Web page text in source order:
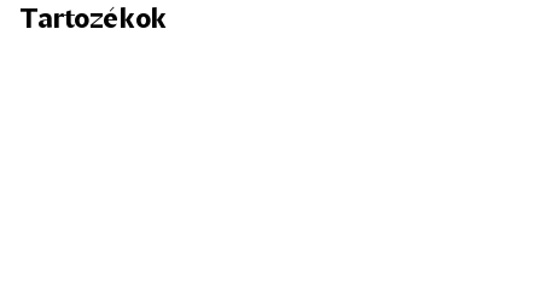
Tartozékok